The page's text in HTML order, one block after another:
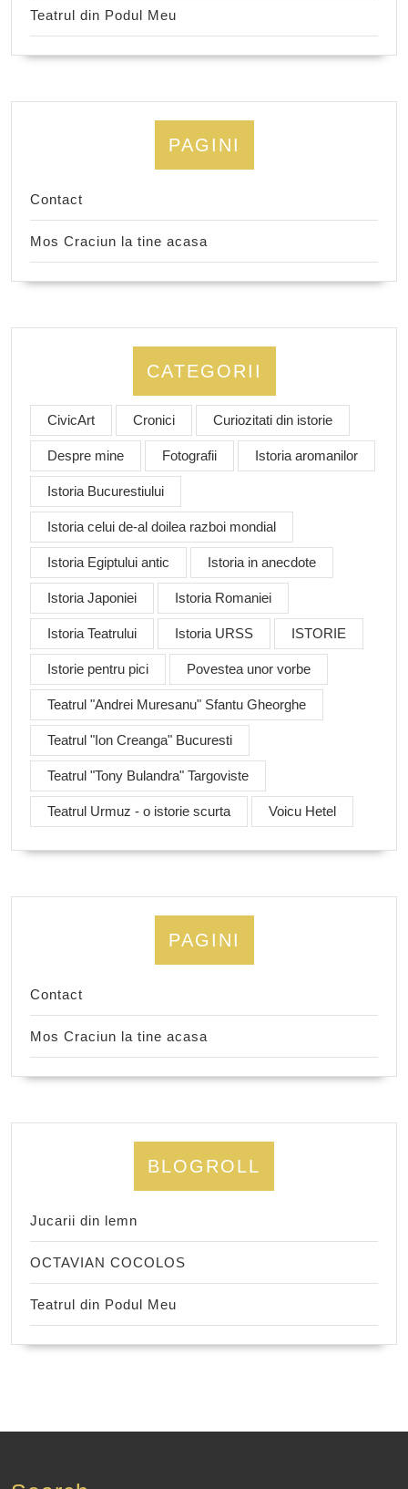
Teatrul din Podul Meu
PAGINI
Contact
Mos Craciun la tine acasa
CATEGORII
CivicArt Cronici Curiozitati din istorie
Despre mine Fotografii Istoria aromanilor
Istoria Bucurestiului
Istoria celui de-al doilea razboi mondial
Istoria Egiptului antic Istoria in anecdote
Istoria Japoniei Istoria Romaniei
Istoria Teatrului Istoria URSS ISTORIE
Istorie pentru pici Povestea unor vorbe
Teatrul "Andrei Muresanu" Sfantu Gheorghe
Teatrul "Ion Creanga" Bucuresti
Teatrul "Tony Bulandra" Targoviste
Teatrul Urmuz - o istorie scurta Voicu Hetel
PAGINI
Contact
Mos Craciun la tine acasa
BLOGROLL
Jucarii din lemn
OCTAVIAN COCOLOS
Teatrul din Podul Meu